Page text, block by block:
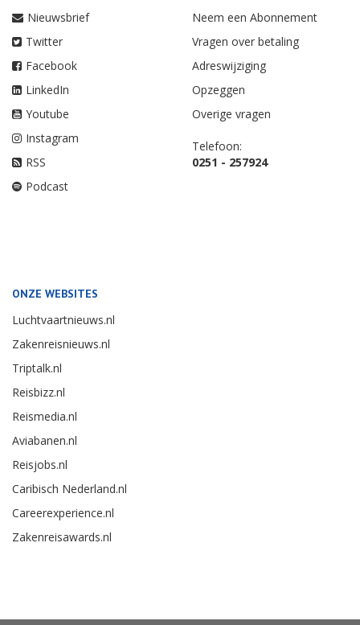
Nieuwsbrief
Twitter
Facebook
LinkedIn
Youtube
Instagram
RSS
Podcast
Neem een Abonnement
Vragen over betaling
Adreswijziging
Opzeggen
Overige vragen
Telefoon:
0251 - 257924
ONZE WEBSITES
Luchtvaartnieuws.nl
Zakenreisnieuws.nl
Triptalk.nl
Reisbizz.nl
Reismedia.nl
Aviabanen.nl
Reisjobs.nl
Caribisch Nederland.nl
Careerexperience.nl
Zakenreisawards.nl